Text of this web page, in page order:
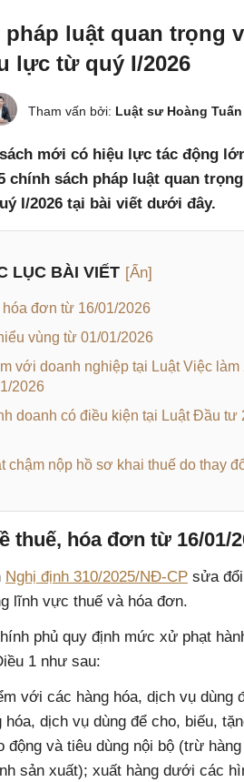
luật quan trọng
lực từ quý I/2026
Tham vấn bởi: Luật sư Hoàng Tuấn
mới có hiệu lực tác động
chính sách pháp luật quan
I/2026 tại bài viết dưới đây.
LỤC BÀI VIẾT [Ẩn]
đơn từ 16/01/2026
vùng từ 01/01/2026
với doanh nghiệp tại Luật Việc làm
2026
doanh có điều kiện tại Luật Đầu tư
chậm nộp hồ sơ khai thuế do thay
thuế, hóa đơn từ 16/01/
Nghị định 310/2025/NĐ-CP sửa
lĩnh vực thuế và hóa đơn.
phủ quy định mức xử phạt
1 như sau:
với các hàng hóa, dịch vụ dùng
dịch vụ dùng để cho, biếu,
và tiêu dùng nội bộ (trừ hàng
sản xuất); xuất hàng dưới các